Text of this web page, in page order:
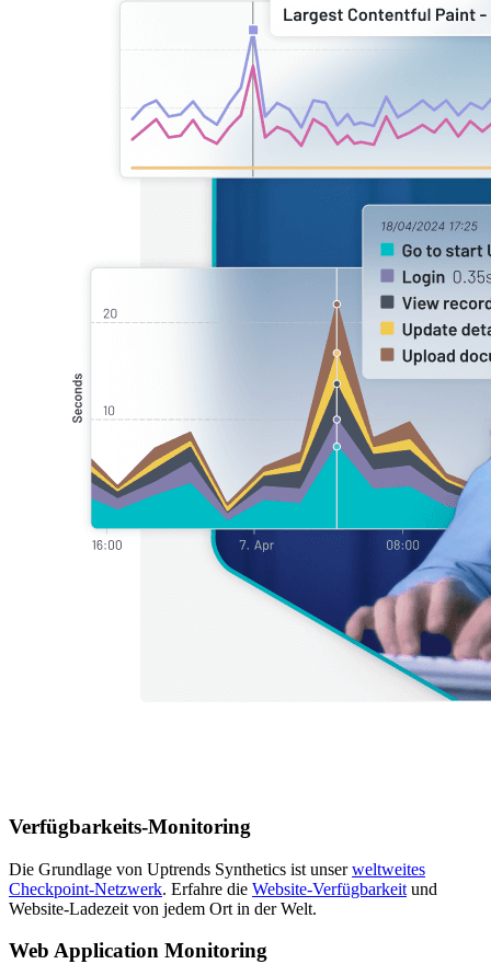
Verfügbarkeits-Monitoring
Die Grundlage von Uptrends Synthetics ist unserweltweites
Checkpoint-Netzwerk. Erfahre die Website-Verfügbarkeit und
Website-Ladezeit von jedem Ort in der Welt.
Web Application Monitoring